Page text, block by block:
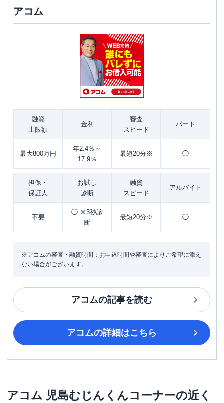
アコム
融資
上限額
金利
審査
スピード
パート
最大800万円
年2.4％～
17.9％
最短20分※ ◯
担保・
保証人
お試し
診断
融資
スピード
アルバイト
不要
◯ ※3秒診
断
最短20分※ ◯
※アコムの審査・融資時間：お申込時間や審査によりご希望に添え
ない場合がございます。
アコムの記事を読む
アコムの詳細はこちら
アコム 児島むじんくんコーナーの近く